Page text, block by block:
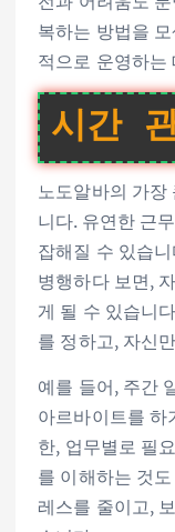
복하는 방법을
적으로 운영하는
시간
노도알바의 가장
니다. 유연한 근
잡해질 수 있습
병행하다 보면,
게 될 수 있습니
를 정하고, 자신
예를 들어, 주간
아르바이트를 하
한, 업무별로 필
를 이해하는 것
레스를 줄이고,